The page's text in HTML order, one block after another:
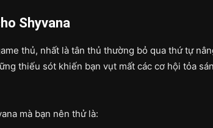
Shyvana
thủ, nhất là tân thủ thường bỏ qua thứ tự
thiếu sót khiến bạn vụt mất các cơ hội tỏa
mà bạn nên thử là: